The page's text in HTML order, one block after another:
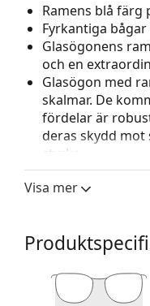
Ramens blå
Fyrkantiga
Glasögonens
och en
Glasögon med
skalmar. De
fördelar är
deras skydd mot
styrka.
Justerbara
glasögon för att
Tillbehör
Vi levererar
Den
modeller kan
Visa mer